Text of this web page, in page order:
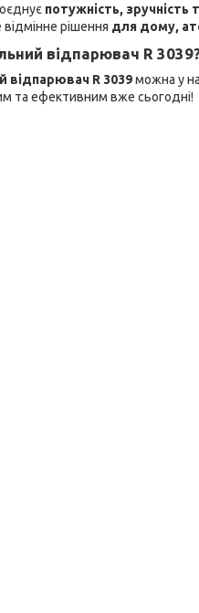
потужність, зручність
рішення для дому,
відпарювач R
відпарювач R 3039можна у
та ефективним вже сьогодні!